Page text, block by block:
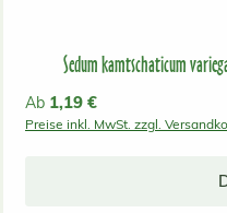
Sedum kamtschaticum
Regulärer Preis:
Ab 1,19 €
Preise inkl. MwSt. zzgl.